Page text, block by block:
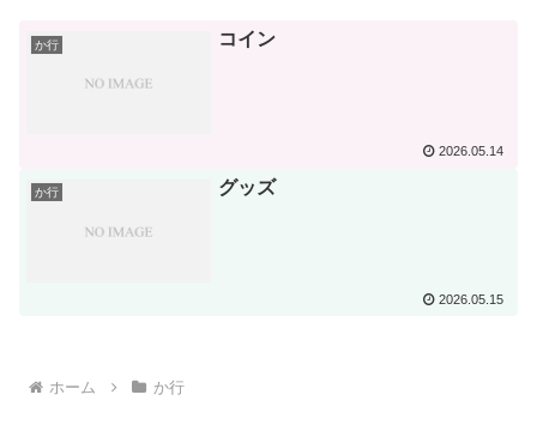
か行 コイン
2026.05.14
か行 グッズ
2026.05.15
ホーム か行